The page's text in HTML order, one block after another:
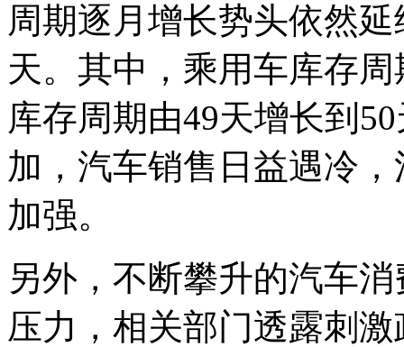
周期逐月增长势头依然
天。其中，乘用车库存
库存周期由49天增长到
加，汽车销售日益遇冷
加强。
另外，不断攀升的汽车
压力，相关部门透露刺